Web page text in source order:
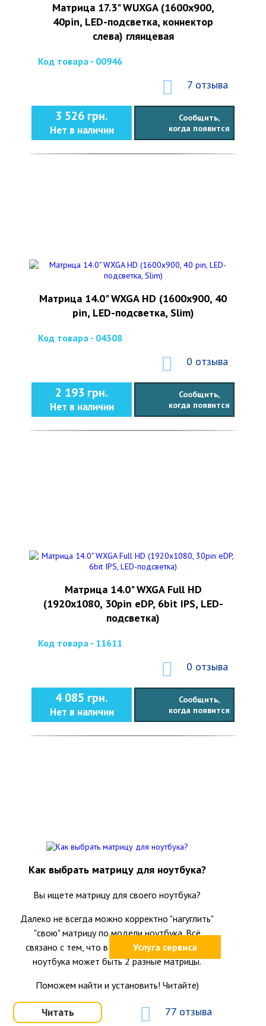
Матрица 17.3" WUXGA (1600х900,
40pin, LED-подсветка, коннектор
слева) глянцевая
Код товара - 00946
7 отзыва
3 526 грн.
Нет в наличии
Сообщить,
когда появится
Матрица 14.0" WXGA HD (1600x900, 40
pin, LED-подсветка, Slim)
Код товара - 04308
0 отзыва
2 193 грн.
Нет в наличии
Сообщить,
когда появится
Матрица 14.0" WXGA Full HD
(1920х1080, 30pin eDP, 6bit IPS, LED-
подсветка)
Код товара - 11611
0 отзыва
4 085 грн.
Нет в наличии
Сообщить,
когда появится
Услуга сервиса
Как выбрать матрицу для ноутбука?
Вы ищете матрицу для своего ноутбука?
Далеко не всегда можно корректно "нагуглить"
"свою" матрицу по модели ноутбука. Всё
связано с тем, что в одной и той же модели
ноутбука может быть 2 разные матрицы.
Поможем найти и установить! Читайте)
Читать 77 отзыва